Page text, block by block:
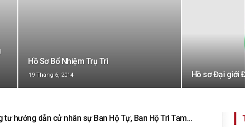
Hồ Sơ Bổ Nhiệm Trụ Trì
19 Tháng 6, 2014 Hồ sơ Đại giới
tư hướng dẫn cử nhân sự Ban Hộ Tự, Ban Hộ Trì Tam...